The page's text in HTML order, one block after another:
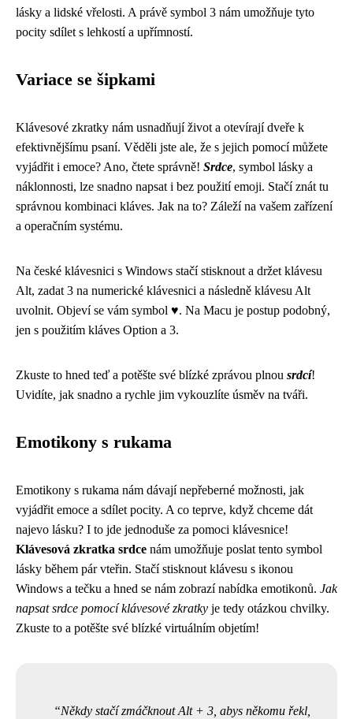
lásky a lidské vřelosti. A právě symbol 3 nám umožňuje tyto
pocity sdílet s lehkostí a upřímností.
Variace se šipkami
Klávesové zkratky nám usnadňují život a otevírají dveře k
efektivnějšímu psaní. Věděli jste ale, že s jejich pomocí můžete
vyjádřit i emoce? Ano, čtete správně! Srdce, symbol lásky a
náklonnosti, lze snadno napsat i bez použití emoji. Stačí znát tu
správnou kombinaci kláves. Jak na to? Záleží na vašem zařízení
a operačním systému.
Na české klávesnici s Windows stačí stisknout a držet klávesu
Alt, zadat 3 na numerické klávesnici a následně klávesu Alt
uvolnit. Objeví se vám symbol ♥. Na Macu je postup podobný,
jen s použitím kláves Option a 3.
Zkuste to hned teď a potěšte své blízké zprávou plnou srdcí!
Uvidíte, jak snadno a rychle jim vykouzlíte úsměv na tváři.
Emotikony s rukama
Emotikony s rukama nám dávají nepřeberné možnosti, jak
vyjádřit emoce a sdílet pocity. A co teprve, když chceme dát
najevo lásku? I to jde jednoduše za pomoci klávesnice!
Klávesová zkratka srdce nám umožňuje poslat tento symbol
lásky během pár vteřin. Stačí stisknout klávesu s ikonou
Windows a tečku a hned se nám zobrazí nabídka emotikonů. Jak
napsat srdce pomocí klávesové zkratky je tedy otázkou chvilky.
Zkuste to a potěšte své blízké virtuálním objetím!
Někdy stačí zmáčknout Alt + 3, abys někomu řekl,